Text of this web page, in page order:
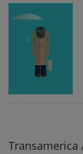
Transamerica